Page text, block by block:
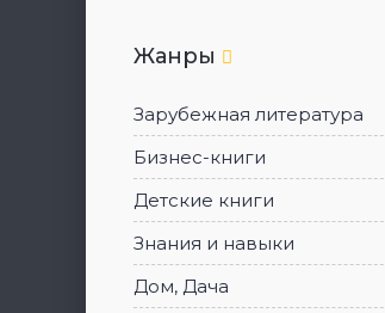
Жанры
Зарубежная литература
Бизнес-книги
Детские книги
Знания и навыки
Дом, Дача